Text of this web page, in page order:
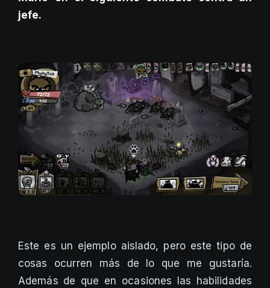
jefe.
Este es un ejemplo aislado, pero este tipo de
cosas ocurren más de lo que me gustaría.
Además de que en ocasiones las habilidades